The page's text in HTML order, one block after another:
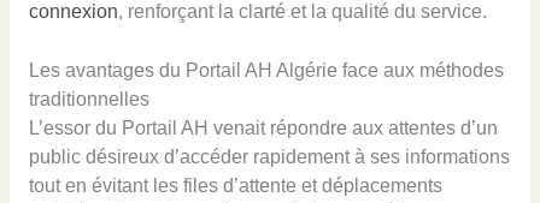
connexion, renforçant la clarté et la qualité du service.
Les avantages du Portail AH Algérie face aux méthodes
traditionnelles
L’essor du Portail AH venait répondre aux attentes d’un
public désireux d’accéder rapidement à ses informations
tout en évitant les files d’attente et déplacements